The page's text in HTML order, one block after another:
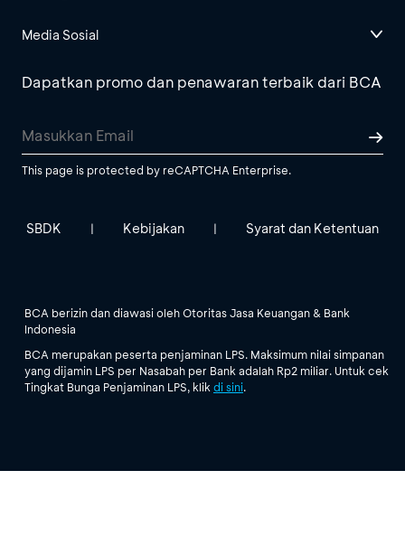
Media Sosial
Dapatkan promo dan penawaran terbaik dari BCA
This page is protected by reCAPTCHA Enterprise.
SBDK | Kebijakan | Syarat dan Ketentuan
BCA berizin dan diawasi oleh Otoritas Jasa Keuangan & Bank
Indonesia
BCA merupakan peserta penjaminan LPS. Maksimum nilai simpanan
yang dijamin LPS per Nasabah per Bank adalah Rp2 miliar. Untuk cek
Tingkat Bunga Penjaminan LPS, klik di sini.